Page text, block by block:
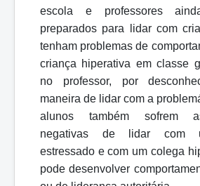
escola
e professores
preparados para lidar com
tenham problemas de
criança hiperativa em classe
no professor, por
maneira de lidar com a
alunos também sofrem
negativas de lidar com
estressado e com um colega
pode desenvolver